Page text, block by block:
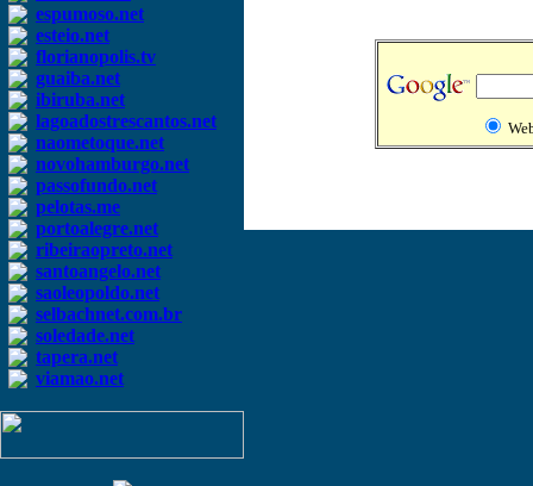
espumoso.net
esteio.net
florianopolis.tv
guaiba.net
ibiruba.net
lagoadostrescantos.net
naometoque.net
novohamburgo.net
passofundo.net
pelotas.me
portoalegre.net
ribeiraopreto.net
santoangelo.net
saoleopoldo.net
selbachnet.com.br
soledade.net
tapera.net
viamao.net